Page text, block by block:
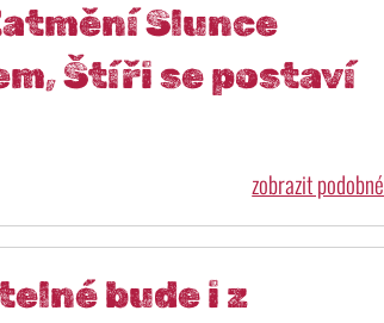
Slunce
Štíři se postaví
zobrazit podobné
bude i z